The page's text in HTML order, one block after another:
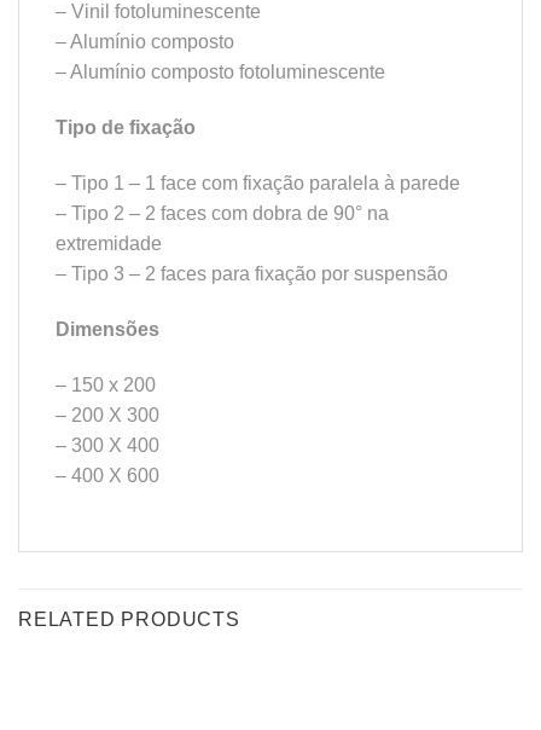
– Vinil fotoluminescente
– Alumínio composto
– Alumínio composto fotoluminescente
Tipo de fixação
– Tipo 1 – 1 face com fixação paralela à parede
– Tipo 2 – 2 faces com dobra de 90° na
extremidade
– Tipo 3 – 2 faces para fixação por suspensão
Dimensões
– 150 x 200
– 200 X 300
– 300 X 400
– 400 X 600
RELATED PRODUCTS